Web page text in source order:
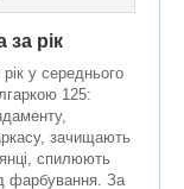
за рік
у середнього
125:
зачищають
спилюють
фарбування. За